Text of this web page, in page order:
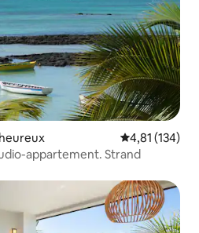
Gemiddelde
4,81 (134)
appartement. Strand